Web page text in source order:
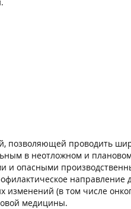
позволяющей проводить
в неотложном и
и опасными
направление
(в том числе
медицины.